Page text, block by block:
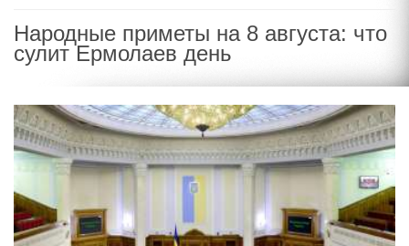
Народные приметы на 8 августа: что
сулит Ермолаев день